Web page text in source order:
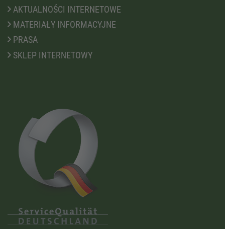
AKTUALNOŚCI INTERNETOWE
MATERIAŁY INFORMACYJNE
PRASA
SKLEP INTERNETOWY